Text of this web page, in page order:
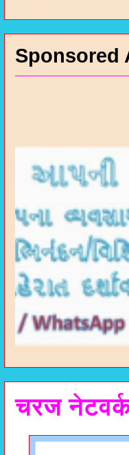
Sponsored
चरज